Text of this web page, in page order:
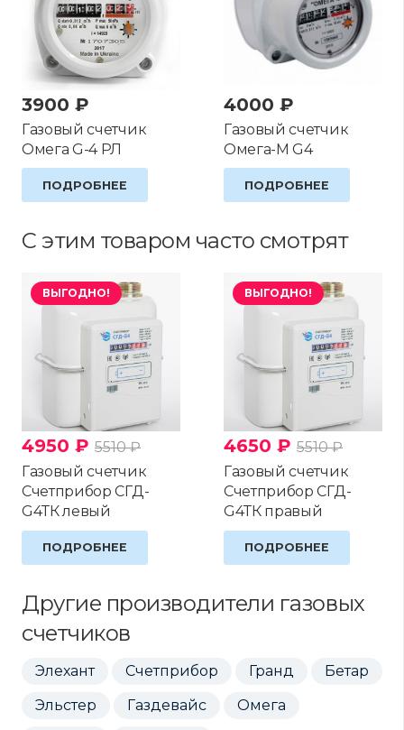
3900 ₽
Газовый счетчик
Омега G-4 РЛ
ПОДРОБНЕЕ
4000 ₽
Газовый счетчик
Омега-М G4
ПОДРОБНЕЕ
С этим товаром часто смотрят
ВЫГОДНО!
4950 ₽ 5510₽
Газовый счетчик
Счетприбор СГД-
G4ТК левый
ПОДРОБНЕЕ
ВЫГОДНО!
4650 ₽ 5510₽
Газовый счетчик
Счетприбор СГД-
G4ТК правый
ПОДРОБНЕЕ
Другие производители газовых
счетчиков
Элехант Счетприбор Гранд
Бетар
Эльстер
Газдевайс
Омега